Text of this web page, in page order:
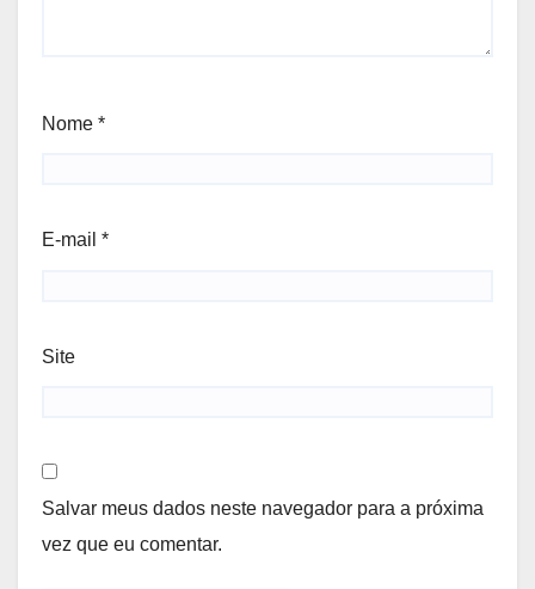
Nome *
E-mail *
Site
Salvar meus dados neste navegador para a próxima
vez que eu comentar.